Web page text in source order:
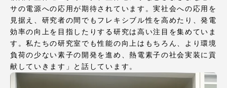
サの電源への応用が期待されています。実社会への応用を
見据え、研究者の間でもフレキシブル性を高めたり、発電
効率の向上を目指したりする研究は高い注目を集めていま
す。私たちの研究室でも性能の向上はもちろん、より環境
負荷の少ない素子の開発を進め、熱電素子の社会実装に貢
献していきます」と話しています。
TOKAIスポーツ